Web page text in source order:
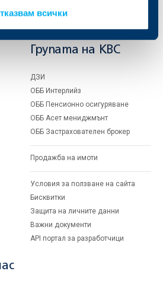
всички
Групата на KBC
ДЗИ
ОББ Интерлийз
ОББ Пенсионно осигуряване
ОББ Асет мениджмънт
ОББ Застрахователен брокер
Продажба на имоти
Условия за ползване на сайта
Бисквитки
Защита на личните данни
Важни документи
API портал за разработчици